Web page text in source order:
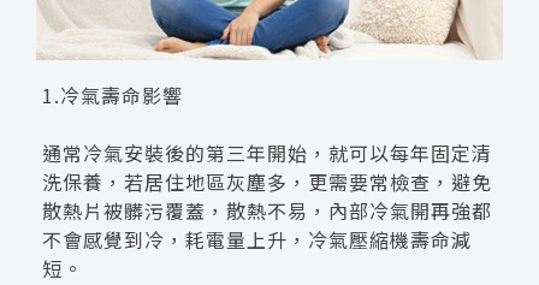
1.冷氣壽命影響
通常冷氣安裝後的第三年開始，就可以每年固定清
洗保養，若居住地區灰塵多，更需要常檢查，避免
散熱片被髒污覆蓋，散熱不易，內部冷氣開再強都
不會感覺到冷，耗電量上升，冷氣壓縮機壽命減
短。